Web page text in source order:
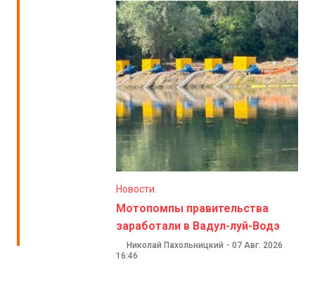
Новости
Мотопомпы правительства
заработали в Вадул-луй-Водэ
Николай Пахольницкий - 07 Авг. 2026
16:46